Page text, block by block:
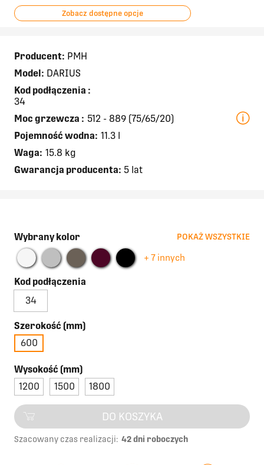
Zobacz dostępne opcje
Producent: PMH
Model: DARIUS
Kod podłączenia :
34
Moc grzewcza : 512 - 889 (75/65/20)
Pojemność wodna: 11.3 l
Waga: 15.8 kg
Gwarancja producenta: 5 lat
Wybrany kolor POKAŻ WSZYSTKIE
+ 7 innych
Kod podłączenia
34
Szerokość (mm)
600
Wysokość (mm)
1200
1500 1800
DO KOSZYKA
Szacowany czas realizacji: 42 dni roboczych